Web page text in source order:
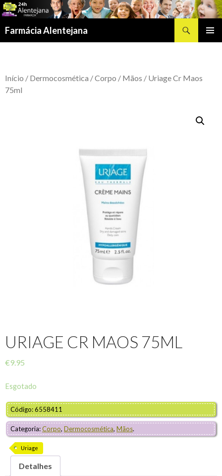
Farmácia Alentejana
Início / Dermocosmética /Corpo / Mãos / Uriage Cr Maos
75ml
URIAGE CR MAOS 75ML
€9.95
Esgotado
Código: 6558411
Categoria:Corpo, Dermocosmética, Mãos.
Uriage
Detalhes